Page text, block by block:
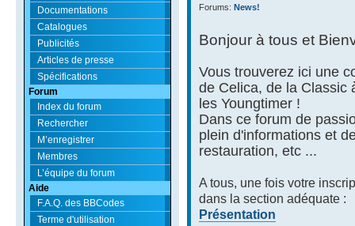
Documentations
Catalogues
Publicités
Articles de presse
Spécifications
Forum
Index du forum
Rechercher
M’enregistrer
Membres
L’équipe du forum
Aide
F.A.Q. des BBCodes
Terme d'utilisation
Forums: News!
Bonjour à tous et
Vous trouverez ici une
de Celica, de la Classic
les Youngtimer !
Dans ce forum de
plein d'informations et
restauration, etc ...
A tous, une fois votre
dans la section adéquate :
Présentation